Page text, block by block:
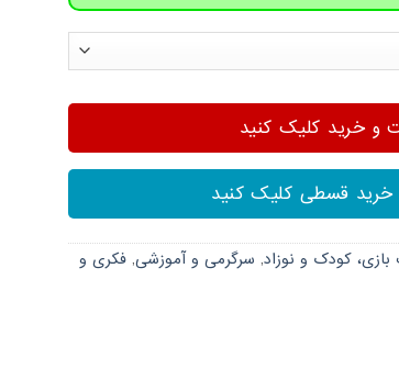
خرید کلیک کنید
قسطی کلیک کنید
بازی، کودک و نوزاد, سرگرمی و آموزشی, فکری و